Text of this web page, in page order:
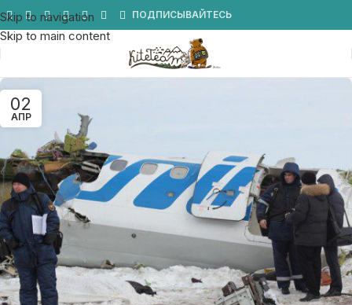
Skip to navigation
Skip to main content
ПОДПИСЫВАЙТЕСЬ
02
АПР